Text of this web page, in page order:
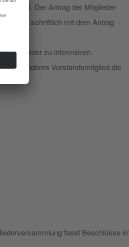
Der Antrag der Mitglieder
diese schriftlich mit dem Antrag
Mitglieder zu informieren.
ein anderes Vorstandsmitglied die
fasst Beschlüsse